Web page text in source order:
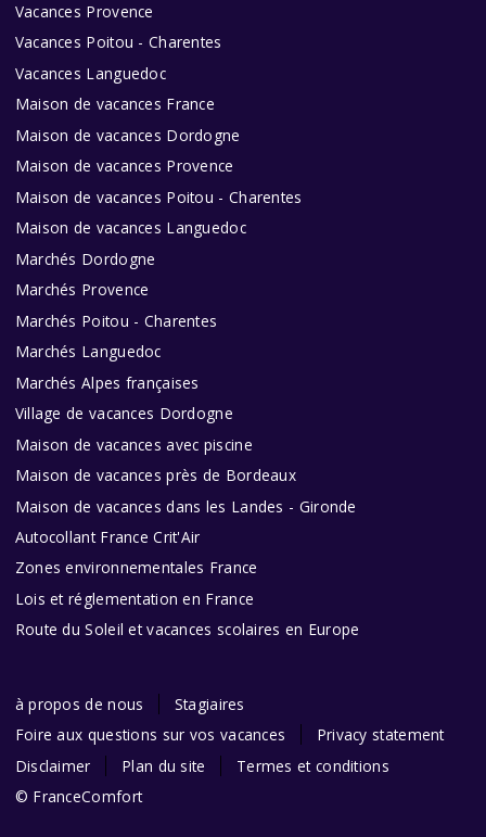
Vacances Provence
Vacances Poitou - Charentes
Vacances Languedoc
Maison de vacances France
Maison de vacances Dordogne
Maison de vacances Provence
Maison de vacances Poitou - Charentes
Maison de vacances Languedoc
Marchés Dordogne
Marchés Provence
Marchés Poitou - Charentes
Marchés Languedoc
Marchés Alpes françaises
Village de vacances Dordogne
Maison de vacances avec piscine
Maison de vacances près de Bordeaux
Maison de vacances dans les Landes - Gironde
Autocollant France Crit'Air
Zones environnementales France
Lois et réglementation en France
Route du Soleil et vacances scolaires en Europe
à propos de nous
Stagiaires
Foire aux questions sur vos vacances
Privacy statement
Disclaimer
Plan du site
Termes et conditions
© FranceComfort